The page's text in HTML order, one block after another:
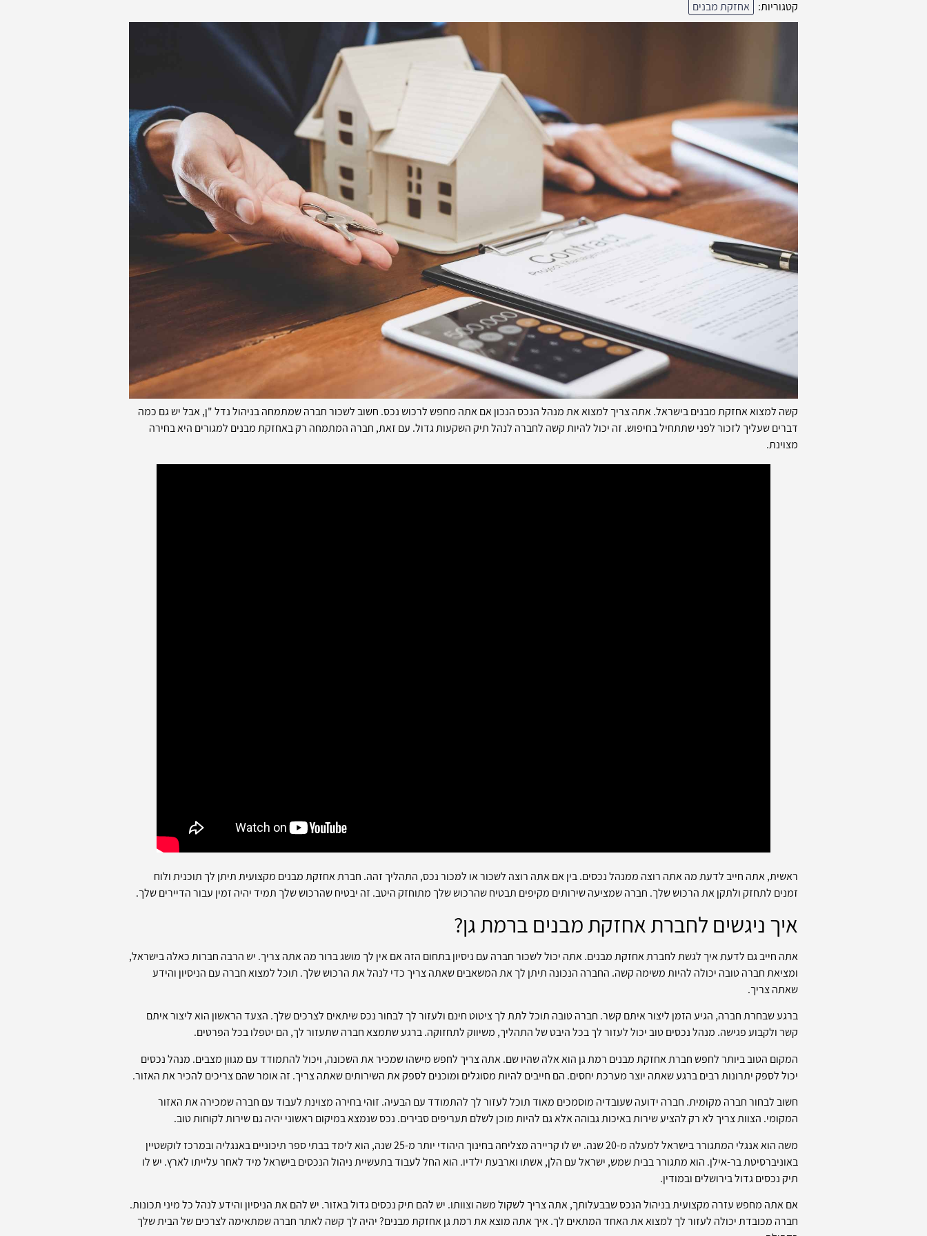
קטגוריות: אחזקת מבנים
קשה למצוא אחזקת מבנים בישראל. אתה צריך למצוא את מנהל הנכס הנכון אם אתה מחפש לרכוש נכס. חשוב לשכור חברה שמתמחה בניהול נדל "ן, אבל יש גם כמה
דברים שעליך לזכור לפני שתתחיל בחיפוש. זה יכול להיות קשה לחברה לנהל תיק השקעות גדול. עם זאת, חברה המתמחה רק באחזקת מבנים למגורים היא בחירה
מצוינת.
ראשית, אתה חייב לדעת מה אתה רוצה ממנהל נכסים. בין אם אתה רוצה לשכור או למכור נכס, התהליך זהה. חברת אחזקת מבנים מקצועית תיתן לך תוכנית ולוח
זמנים לתחזק ולתקן את הרכוש שלך. חברה שמציעה שירותים מקיפים תבטיח שהרכוש שלך מתוחזק היטב. זה יבטיח שהרכוש שלך תמיד יהיה זמין עבור הדיירים שלך.
איך ניגשים לחברת אחזקת מבנים ברמת גן?
אתה חייב גם לדעת איך לגשת לחברת אחזקת מבנים. אתה יכול לשכור חברה עם ניסיון בתחום הזה אם אין לך מושג ברור מה אתה צריך. יש הרבה חברות כאלה בישראל,
ומציאת חברה טובה יכולה להיות משימה קשה. החברה הנכונה תיתן לך את המשאבים שאתה צריך כדי לנהל את הרכוש שלך. תוכל למצוא חברה עם הניסיון והידע
שאתה צריך.
ברגע שבחרת חברה, הגיע הזמן ליצור איתם קשר. חברה טובה תוכל לתת לך ציטוט חינם ולעזור לך לבחור נכס שיתאים לצרכים שלך. הצעד הראשון הוא ליצור איתם
קשר ולקבוע פגישה. מנהל נכסים טוב יכול לעזור לך בכל היבט של התהליך, משיווק לתחזוקה. ברגע שתמצא חברה שתעזור לך, הם יטפלו בכל הפרטים.
המקום הטוב ביותר לחפש חברת אחזקת מבנים רמת גן הוא אלה שהיו שם. אתה צריך לחפש מישהו שמכיר את השכונה, ויכול להתמודד עם מגוון מצבים. מנהל נכסים
יכול לספק יתרונות רבים ברגע שאתה יוצר מערכת יחסים. הם חייבים להיות מסוגלים ומוכנים לספק את השירותים שאתה צריך. זה אומר שהם צריכים להכיר את האזור.
חשוב לבחור חברה מקומית. חברה ידועה שעובדיה מוסמכים מאוד תוכל לעזור לך להתמודד עם הבעיה. זוהי בחירה מצוינת לעבוד עם חברה שמכירה את האזור
המקומי. הצוות צריך לא רק להציע שירות באיכות גבוהה אלא גם להיות מוכן לשלם תעריפים סבירים. נכס שנמצא במיקום ראשוני יהיה גם שירות לקוחות טוב.
משה הוא אנגלי המתגורר בישראל למעלה מ-20 שנה. יש לו קריירה מצליחה בחינוך היהודי יותר מ-25 שנה, הוא לימד בבתי ספר תיכוניים באנגליה ובמרכז לוקשטיין
באוניברסיטת בר-אילן. הוא מתגורר בבית שמש, ישראל עם הלן, אשתו וארבעת ילדיו. הוא החל לעבוד בתעשיית ניהול הנכסים בישראל מיד לאחר עלייתו לארץ. יש לו
תיק נכסים גדול בירושלים ובמודין.
אם אתה מחפש עזרה מקצועית בניהול הנכס שבבעלותך, אתה צריך לשקול משה וצוותו. יש להם תיק נכסים גדול באזור. יש להם את הניסיון והידע לנהל כל מיני תכונות.
חברה מכובדת יכולה לעזור לך למצוא את האחד המתאים לך. איך אתה מוצא את רמת גן אחזקת מבנים? יהיה לך קשה לאתר חברה שמתאימה לצרכים של הבית שלך